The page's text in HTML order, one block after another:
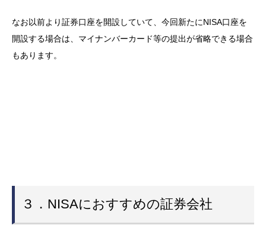
なお以前より証券口座を開設していて、今回新たにNISA口座を
開設する場合は、マイナンバーカード等の提出が省略できる場合
もあります。